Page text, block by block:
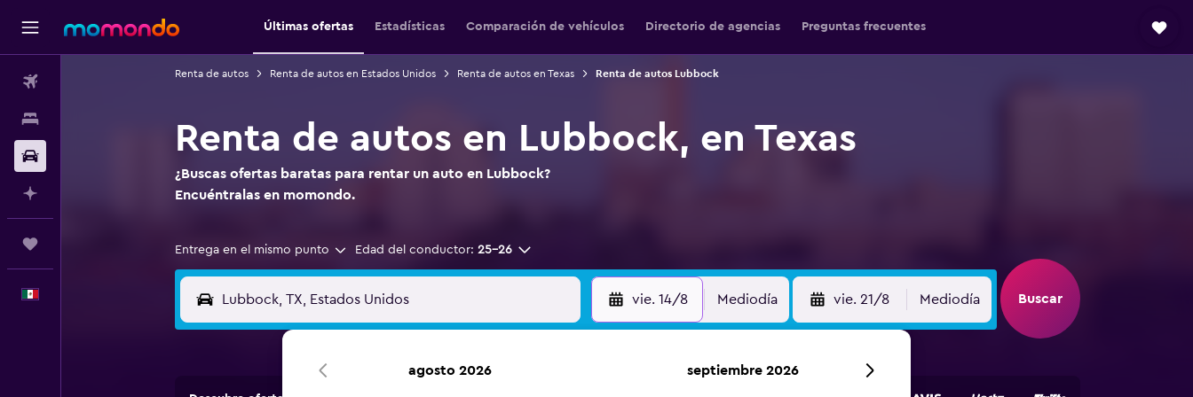
Últimas ofertas Estadísticas Comparación de vehículos Directorio de agencias Preguntas frecuentes
Renta de autos Renta de autos en Estados Unidos Renta de autos en Texas Renta de autos Lubbock
Renta de autos en Lubbock, en Texas
¿Buscas ofertas baratas para rentar un auto en Lubbock?
Encuéntralas en momondo.
Entrega en el mismo punto Edad del conductor: 25-26
vie. 14/8 Mediodía vie. 21/8 Mediodía Buscar
agosto 2026 septiembre 2026